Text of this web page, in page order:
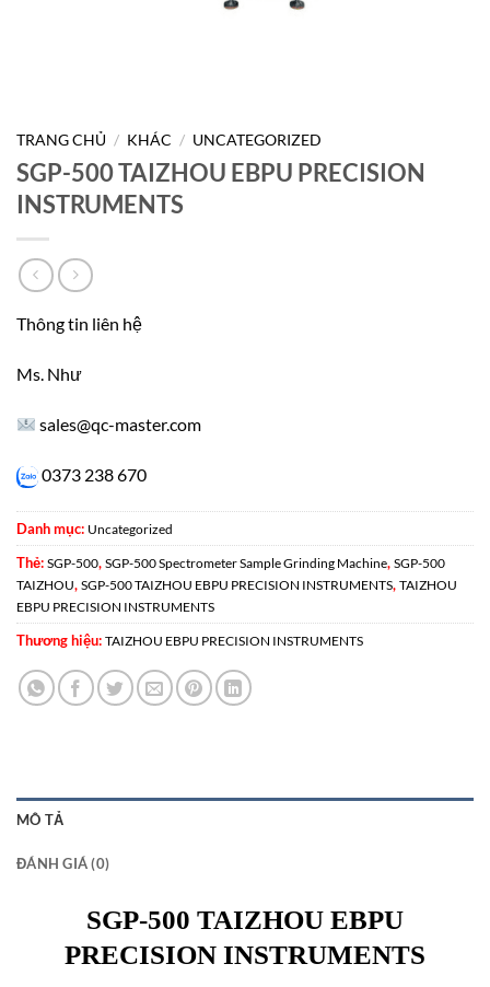
TRANG CHỦ / KHÁC / UNCATEGORIZED
SGP-500 TAIZHOU EBPU PRECISION
INSTRUMENTS
Thông tin liên hệ
Ms. Như
sales@qc-master.com
0373 238 670
Danh mục: Uncategorized
Thẻ: SGP-500, SGP-500 Spectrometer Sample Grinding Machine, SGP-500
TAIZHOU, SGP-500 TAIZHOU EBPU PRECISION INSTRUMENTS, TAIZHOU
EBPU PRECISION INSTRUMENTS
Thương hiệu: TAIZHOU EBPU PRECISION INSTRUMENTS
MÔ TẢ
ĐÁNH GIÁ (0)
SGP-500 TAIZHOU EBPU
PRECISION INSTRUMENTS